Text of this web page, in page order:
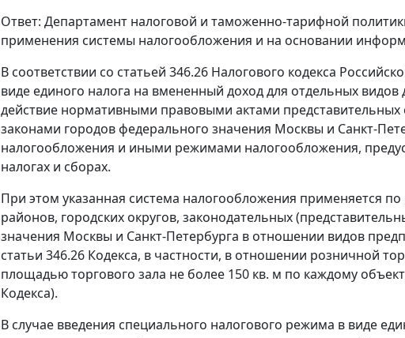
Ответ: Департамент налоговой и таможенно-тарифной
применения системы налогообложения и на основании
В соответствии со статьей 346.26 Налогового кодекса
виде единого налога на вмененный доход для отдельных видов
действие нормативными правовыми актами
законами городов федерального значения Москвы и Санкт-
налогообложения и иными режимами налогообложения,
налогах и сборах.
При этом указанная система налогообложения применяется
районов, городских округов, законодательных
значения Москвы и Санкт-Петербурга в отношении видов
статьи 346.26 Кодекса, в частности, в отношении розничной
площадью торгового зала не более 150 кв. м по каждому
Кодекса).
В случае введения специального налогового режима в виде